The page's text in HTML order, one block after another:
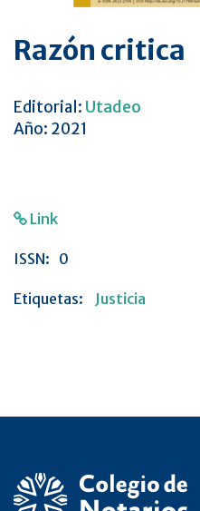
Razón critica
Editorial: Utadeo
Año: 2021
Link
ISSN: 0
Etiquetas: Justicia